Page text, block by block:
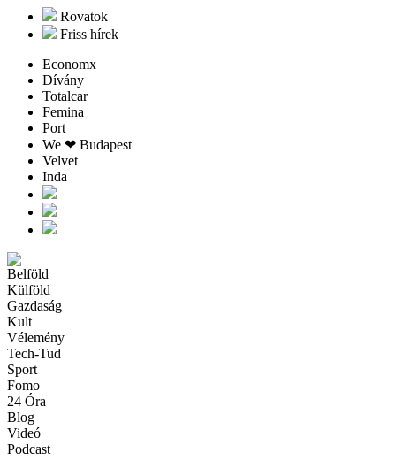
Rovatok
Friss hírek
Economx
Dívány
Totalcar
Femina
Port
We ❤︎ Budapest
Velvet
Inda
Belföld
Külföld
Gazdaság
Kult
Vélemény
Tech-Tud
Sport
Fomo
24 Óra
Blog
Videó
Podcast